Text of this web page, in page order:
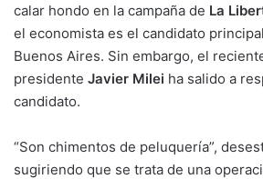
calar hondo en la campaña de La
el economista es el candidato
Buenos Aires. Sin embargo, el
presidente Javier Milei ha salido a
candidato.
“Son chimentos de peluquería”,
sugiriendo que se trata de una